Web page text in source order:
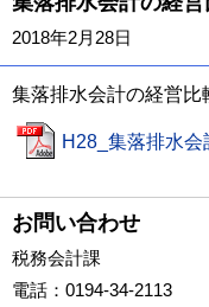
2018年2月28日
集落排水会計の経営比
H28_集落排水
お問い合わせ
税務会計課
電話 ：0194-34-2113